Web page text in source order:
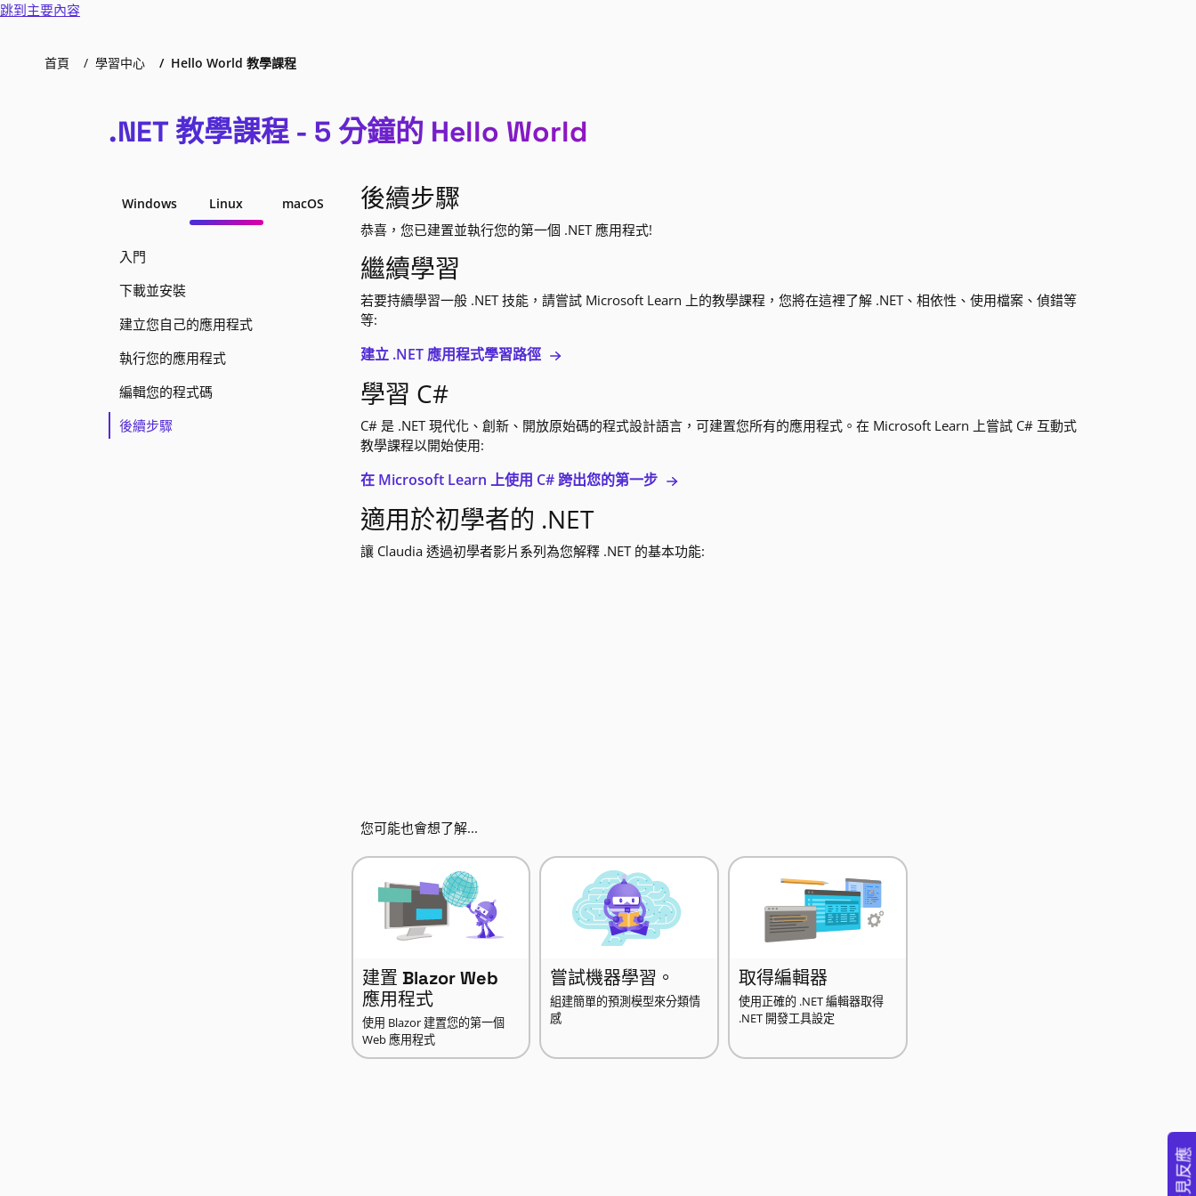
跳到主要內容
首頁 學習中心 Hello World 教學課程
.NET 教學課程 - 5 分鐘的 Hello World
Windows Linux macOS
入門
下載並安裝
建立您自己的應用程式
執行您的應用程式
編輯您的程式碼
後續步驟
後續步驟
恭喜，您已建置並執行您的第一個 .NET 應用程式!
繼續學習
若要持續學習一般 .NET 技能，請嘗試 Microsoft Learn 上的教學課程，您將在這裡了解 .NET、相依性、使用檔案、偵錯等
等:
建立 .NET 應用程式學習路徑
學習 C#
C# 是 .NET 現代化、創新、開放原始碼的程式設計語言，可建置您所有的應用程式。在 Microsoft Learn 上嘗試 C# 互動式
教學課程以開始使用:
在 Microsoft Learn 上使用 C# 跨出您的第一步
適用於初學者的 .NET
讓 Claudia 透過初學者影片系列為您解釋 .NET 的基本功能:
您可能也會想了解...
建置 Blazor Web
應用程式
使用 Blazor 建置您的第一個
Web 應用程式
嘗試機器學習。
組建簡單的預測模型來分類情
感
取得編輯器
使用正確的 .NET 編輯器取得
.NET 開發工具設定
意見反應